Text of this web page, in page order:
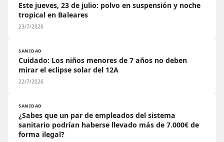
Este jueves, 23 de julio: polvo en suspensión y noche
tropical en Baleares
23/7/2026
SANIDAD
Cuidado: Los niños menores de 7 años no deben
mirar el eclipse solar del 12A
22/7/2026
SANIDAD
¿Sabes que un par de empleados del sistema
sanitario podrían haberse llevado más de 7.000€ de
forma ilegal?